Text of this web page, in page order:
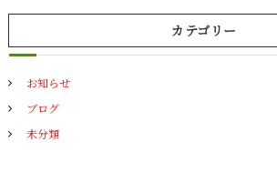
カテゴリー
お知らせ
ブログ
未分類